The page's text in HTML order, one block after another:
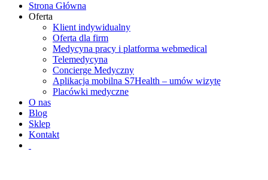
Strona Główna
Oferta
Klient indywidualny
Oferta dla firm
Medycyna pracy i platforma webmedical
Telemedycyna
Concierge Medyczny
Aplikacja mobilna S7Health – umów wizytę
Placówki medyczne
O nas
Blog
Sklep
Kontakt